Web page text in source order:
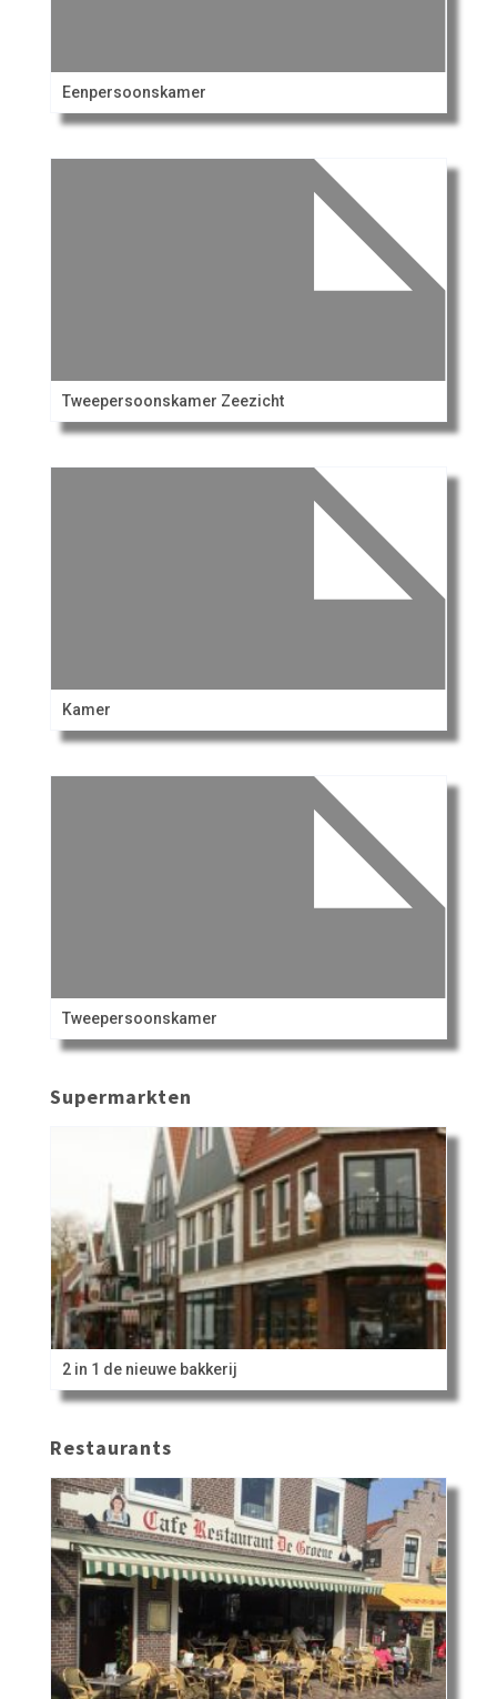
Eenpersoonskamer
Tweepersoonskamer Zeezicht
Kamer
Tweepersoonskamer
Supermarkten
2 in 1 de nieuwe bakkerij
Restaurants